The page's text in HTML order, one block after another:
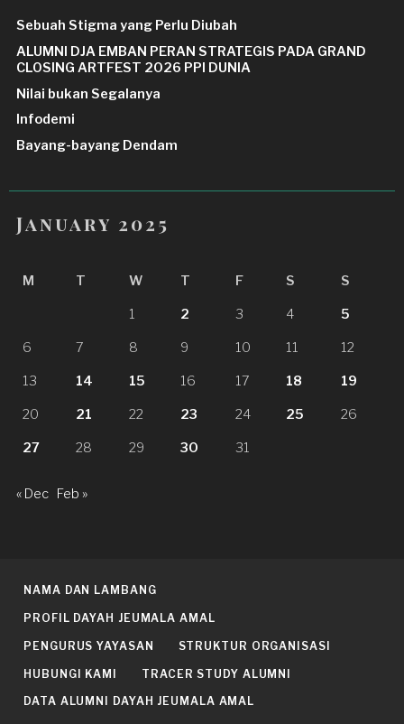
Sebuah Stigma yang Perlu Diubah
ALUMNI DJA EMBAN PERAN STRATEGIS PADA GRAND
CLOSING ARTFEST 2026 PPI DUNIA
Nilai bukan Segalanya
Infodemi
Bayang-bayang Dendam
January 2025
M T W T F S S
1 2 3 4 5
6 7 8 9 10 11 12
13 14 15 16 17 18 19
20 21 22 23 24 25 26
27 28 29 30 31
« Dec Feb »
NAMA DAN LAMBANG
PROFIL DAYAH JEUMALA AMAL
PENGURUS YAYASAN STRUKTUR ORGANISASI
HUBUNGI KAMI TRACER STUDY ALUMNI
DATA ALUMNI DAYAH JEUMALA AMAL